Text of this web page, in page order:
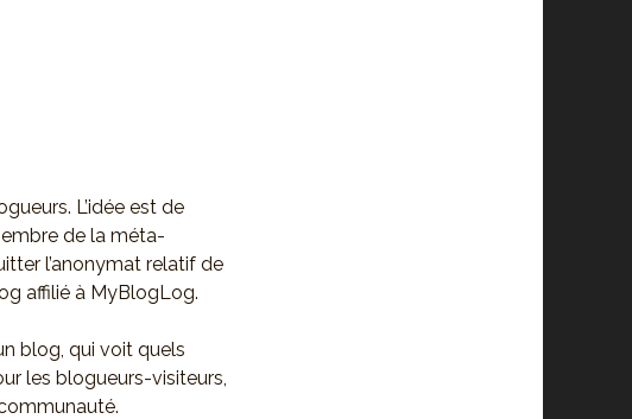
L’idée est de
de la méta-
l’anonymat relatif de
affilié à MyBlogLog.
blog, qui voit quels
les blogueurs-visiteurs,